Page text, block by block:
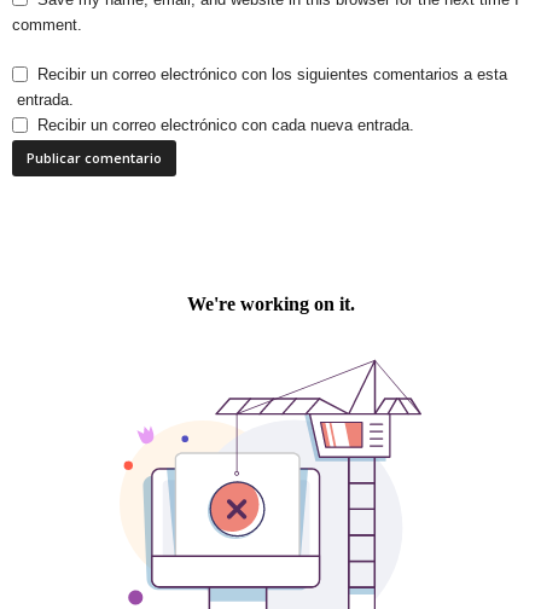
comment.
Recibir un correo electrónico con los siguientes comentarios a esta
entrada.
Recibir un correo electrónico con cada nueva entrada.